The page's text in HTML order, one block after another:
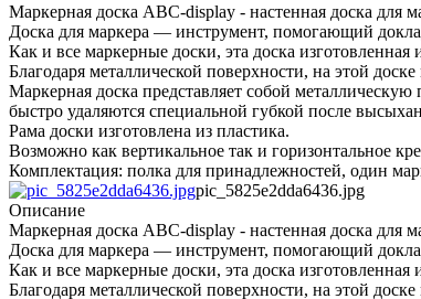
Маркерная доска ABC-display - настенная доска для
Доска для маркера — инструмент, помогающий
Как и все маркерные доски, эта доска
Благодаря металлической поверхности, на этой
Маркерная доска представляет собой
быстро удаляются специальной губкой после
Рама доски изготовлена из пластика.
Возможно как вертикальное так и горизонтальное
Комплектация: полка для принадлежностей, один
pic_5825e2dda6436.jpg
Описание
Маркерная доска ABC-display - настенная доска для
Доска для маркера — инструмент, помогающий
Как и все маркерные доски, эта доска
Благодаря металлической поверхности, на этой